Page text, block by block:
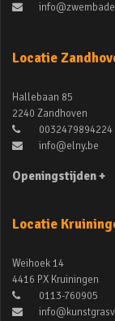
Locatie
Hallebaan 85
2240 Zandhoven
0032479894224
info@elny.be
Openingstijden +
Locatie
Weihoek 14
4416 PX Kruiningen
0113-760905